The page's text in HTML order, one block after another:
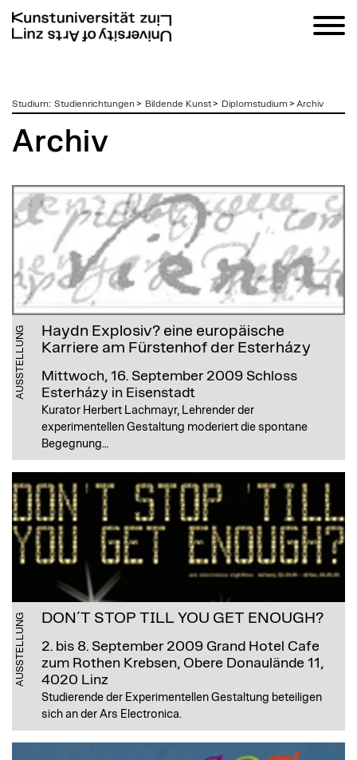
zumStudium: Studienrichtungen > Bildende Kunst> Diplomstudium > Archiv
Archiv
AUSSTELLUNG
Haydn Explosiv? eine europäische
Karriere am Fürstenhof der Esterházy
Mittwoch, 16. September 2009 Schloss
Esterházy in Eisenstadt
Kurator Herbert Lachmayr, Lehrender der
experimentellen Gestaltung moderiert die spontane
Begegnung…
AUSSTELLUNG DON´T STOP TILL YOU GET ENOUGH?
2. bis 8. September 2009 Grand Hotel Cafe
zum Rothen Krebsen, Obere Donaulände 11,
4020 Linz
Studierende der Experimentellen Gestaltung beteiligen
sich an der Ars Electronica.